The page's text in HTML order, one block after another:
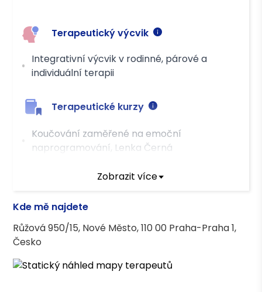
Terapeutický výcvik
Integrativní výcvik v rodinné, párové a
individuální terapii
Terapeutické kurzy
Koučování zaměřené na emoční
naprogramování, Lenka Černá
rekonstrukce, W. Zahnd
Sebepoškozující a sebevražedné chování
dětí, mládeže a mladých dospělých a
Dupont
Zobrazit více
Kde mě najdete
Růžová 950/15, Nové Město, 110 00 Praha-Praha 1,
Česko